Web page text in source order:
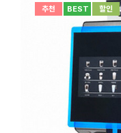
추천 BEST 할인